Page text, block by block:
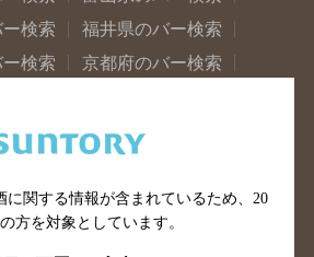
検索
福井県のバー検索
検索
京都府のバー検索
検索
和歌山県のバー検索
検索
鳥取県のバー検索
ー検索
徳島県のバー検索
に関する情報が含まれているため、 20
方を対象としています。